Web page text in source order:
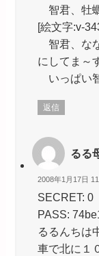
智君、牡
[絵文字:v-
智君、な
にしてま～
いっぱい
返信
るる
2008年1月17日
SECRET: 0
PASS:
るるんちは
車で北に１